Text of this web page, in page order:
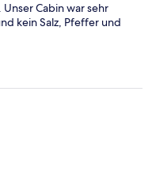
Cabin war sehr
kein Salz, Pfeffer und